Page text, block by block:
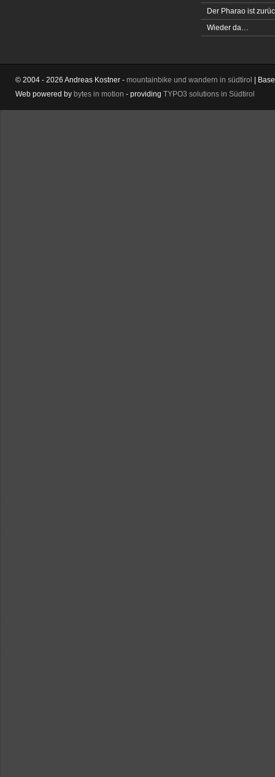
Der Pharao ist
Wieder da…
© 2004 - 2026 Andreas Kostner - mountainbike und wandern in südtirol |
Web powered by bytes in motion - providing TYPO3 solutions in Südtirol